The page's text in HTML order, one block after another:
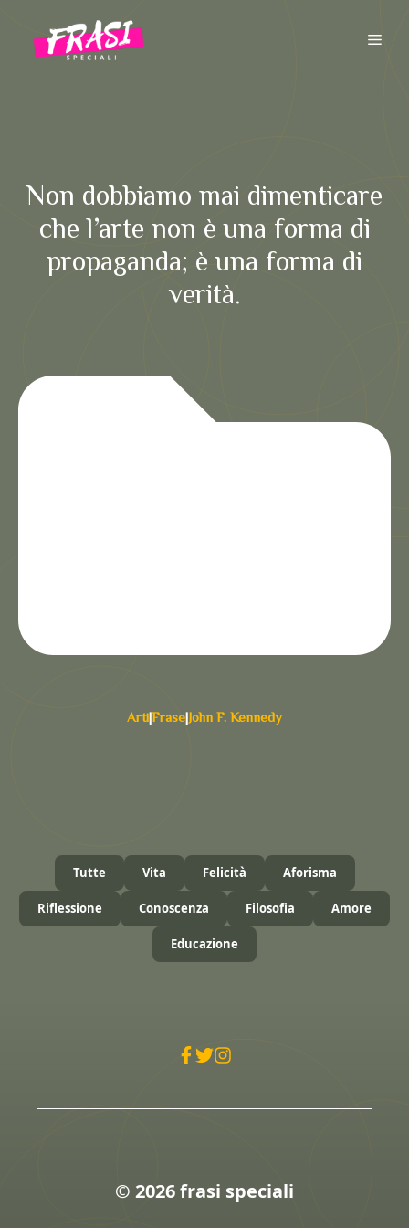
contenuto
Non dobbiamo mai dimenticare
che l’arte non è una forma di
propaganda; è una forma di
verità.
Arti|Frase|John F. Kennedy
Tutte Vita Felicità Aforisma
Riflessione Conoscenza Filosofia Amore
Educazione
© 2026 frasi speciali